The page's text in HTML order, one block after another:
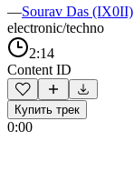
—Sourav Das (IX0II)
electronic/techno
2:14
Content ID
Купить трек
0:00